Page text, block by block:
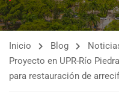
Inicio Blog
Proyecto en UPR-Río
para restauración de